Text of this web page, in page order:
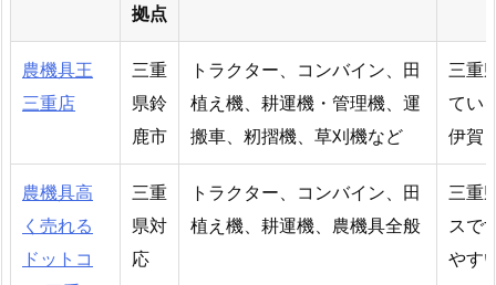
拠点
農機具王
三重店
三重
県鈴
鹿市
トラクター、コンバイン、田
植え機、耕運機・管理機、運
搬車、籾摺機、草刈機など
三重
てい
伊賀
農機具高
く売れる
ドットコ
三重
県対
応
トラクター、コンバイン、田
植え機、耕運機、農機具全般
三重
スで
やす